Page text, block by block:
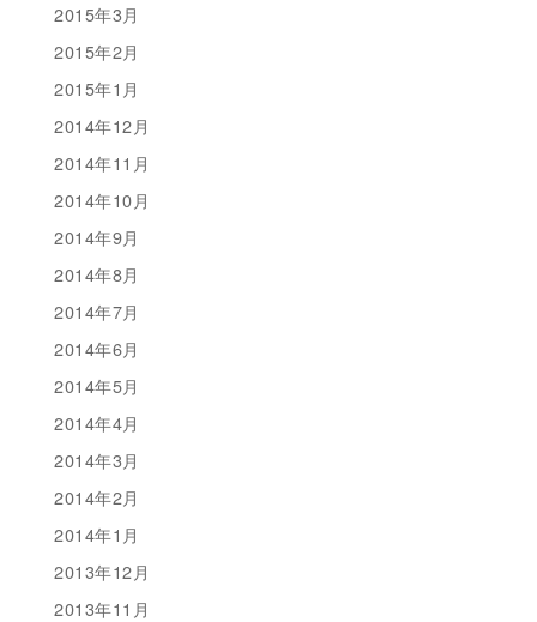
2015年3月
2015年2月
2015年1月
2014年12月
2014年11月
2014年10月
2014年9月
2014年8月
2014年7月
2014年6月
2014年5月
2014年4月
2014年3月
2014年2月
2014年1月
2013年12月
2013年11月